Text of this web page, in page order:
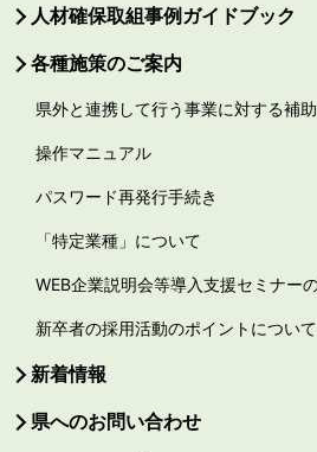
人材確保取組事例ガイドブック
各種施策のご案内
県外と連携して行う事業に対する補
操作マニュアル
パスワード再発行手続き
「特定業種」について
WEB企業説明会等導入支援セミナー
新卒者の採用活動のポイントについて
新着情報
県へのお問い合わせ